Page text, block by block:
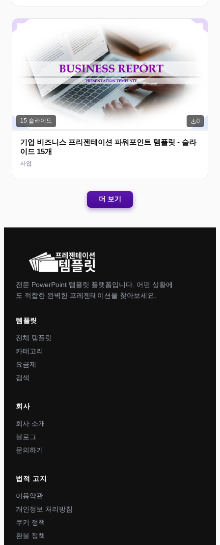
15 슬라이드 0
기업 비즈니스 프리젠테이션 파워포인트 템플릿 - 슬라
이드 15개
사업
더 보기
전문 PowerPoint 템플릿 플랫폼입니다. 어떤 상황에
도 적합한 완벽한 프레젠테이션을 찾아보세요.
템플릿
전체 템플릿
카테고리
요금제
검색
회사
회사 소개
블로그
문의하기
법적 고지
이용약관
개인정보 처리방침
쿠키 정책
환불 정책